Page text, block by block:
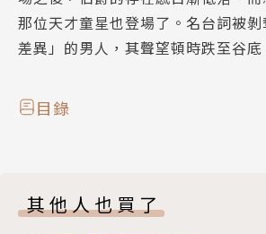
那位天才童星也登場了。名台詞被
差異」的男人，其聲望頓時跌至谷底
目錄
其他人也買了